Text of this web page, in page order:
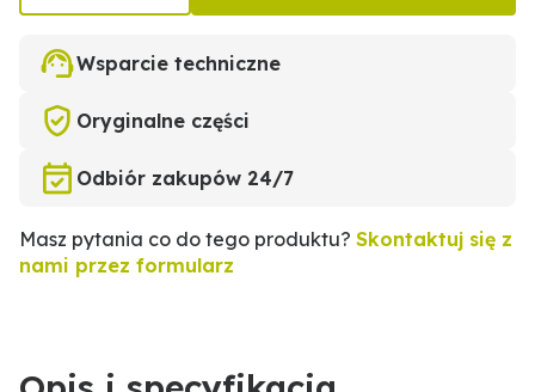
Wsparcie techniczne
Oryginalne części
Odbiór zakupów 24/7
Masz pytania co do tego produktu? Skontaktuj się z
nami przez formularz